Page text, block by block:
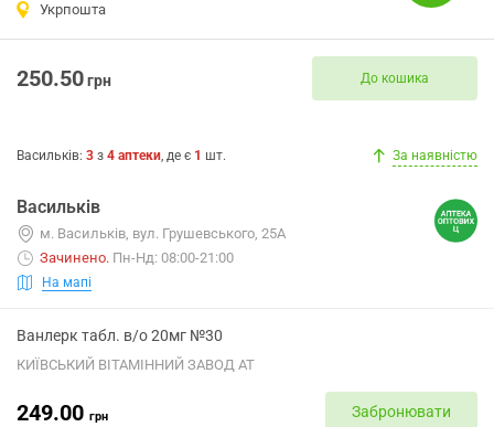
Укрпошта
250.50грн До кошика
Васильків: 3 з 4 аптеки, де є 1 шт. За наявністю
Васильків
м. Васильків, вул. Грушевського, 25А
Зачинено. Пн-Нд: 08:00-21:00
На мапі
Ванлерк табл. в/о 20мг №30
КИЇВСЬКИЙ ВІТАМІННИЙ ЗАВОД АТ
249.00 грн Забронювати